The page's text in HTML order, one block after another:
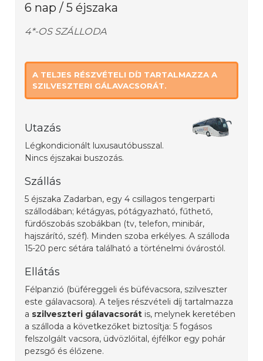
6 nap / 5 éjszaka
4*-OS SZÁLLODA
A TELJES RÉSZVÉTELI DÍJ TARTALMAZZA A
SZILVESZTERI GÁLAVACSORÁT.
Utazás
Légkondicionált luxusautóbusszal.
Nincs éjszakai buszozás.
Szállás
5 éjszaka Zadarban, egy 4 csillagos tengerparti
szállodában; kétágyas, pótágyazható, fűthető,
fürdőszobás szobákban (tv, telefon, minibár,
hajszárító, széf). Minden szoba erkélyes. A szálloda
15-20 perc sétára található a történelmi óvárostól.
Ellátás
Félpanzió (büféreggeli és büfévacsora, szilveszter
este gálavacsora). A teljes részvételi díj tartalmazza
a szilveszteri gálavacsorát is, melynek keretében
a szálloda a következőket biztosítja: 5 fogásos
felszolgált vacsora, üdvözlőital, éjfélkor egy pohár
pezsgő és élőzene.